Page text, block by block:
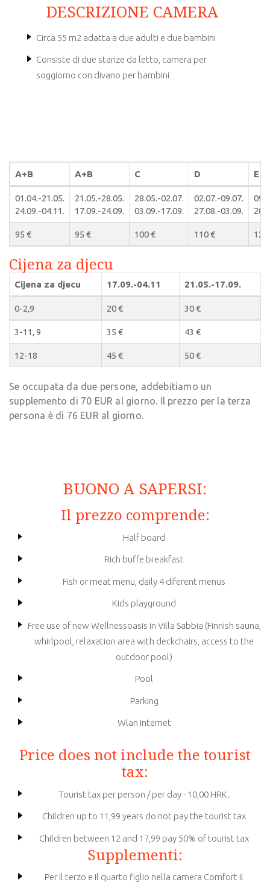
DESCRIZIONE CAMERA
Circa 55 m2 adatta a due adulti e due bambini
Consiste di due stanze da letto, camera per
soggiorno con divano per bambini
A+B A+B C D E
01.04.-21.05.
24.09.-04.11.
21.05.-28.05.
17.09.-24.09.
28.05.-02.07.
03.09.-17.09.
02.07.-09.07.
27.08.-03.09.
95 € 95 € 100 € 110 € 120
Cijena za djecu
Cijena za djecu 17.09.-04.11 21.05.-17.09.
0-2,9 20 € 30 €
3-11, 9 35 € 43 €
12-18 45 € 50 €
Se occupata da due persone, addebitiamo un
supplemento di 70 EUR al giorno. Il prezzo per la terza
persona è di 76 EUR al giorno.
BUONO A SAPERSI:
Il prezzo comprende:
Half board
Rich buffe breakfast
Fish or meat menu, daily 4 diferent menus
Kids playground
Free use of new Wellnessoasis in Villa Sabbia (Finnish sauna,
whirlpool, relaxation area with deckchairs, access to the
outdoor pool)
Pool
Parking
Wlan Internet
Price does not include the tourist
tax:
Tourist tax per person / per day - 10,00 HRK.
Children up to 11,99 years do not pay the tourist tax
Children between 12 and 17,99 pay 50% of tourist tax
Supplementi:
Per il terzo e il quarto figlio nella camera Comfort il